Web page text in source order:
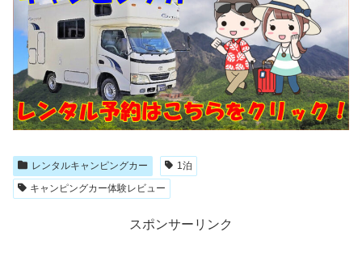
レンタルキャンピングカー
1泊
キャンピングカー体験レビュー
スポンサーリンク